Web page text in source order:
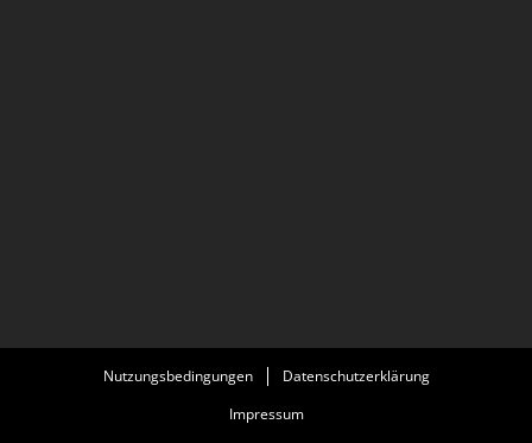
Nutzungsbedingungen
Datenschutzerklärung
Impressum